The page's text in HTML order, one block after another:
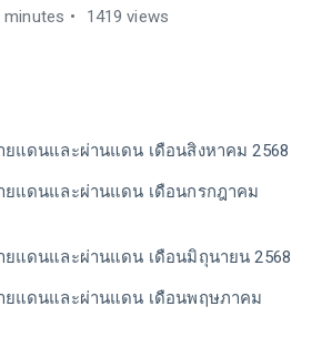
minutes 1419 views
ยแดนและผ่านแดน เดือนสิงหาคม 2568
ยแดนและผ่านแดน เดือนกรกฎาคม
ยแดนและผ่านแดน เดือนมิถุนายน 2568
ยแดนและผ่านแดน เดือนพฤษภาคม